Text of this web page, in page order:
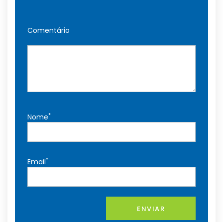
Comentário
Nome*
Email*
ENVIAR